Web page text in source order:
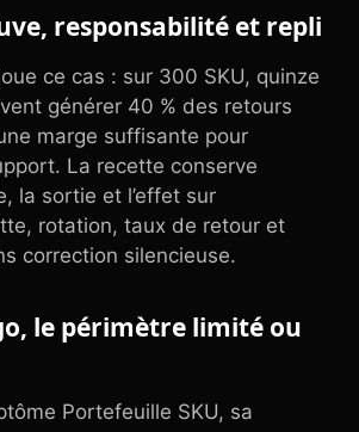
responsabilité et repli
ce cas : sur 300 SKU, quinze
générer 40 % des retours
marge suffisante pour
La recette conserve
la sortie et l’effet sur
rotation, taux de retour et
correction silencieuse.
le périmètre limité ou
Portefeuille SKU, sa